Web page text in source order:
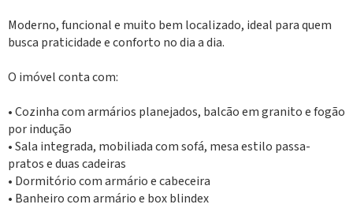
Moderno, funcional e muito bem localizado, ideal para quem
busca praticidade e conforto no dia a dia.
O imóvel conta com:
• Cozinha com armários planejados, balcão em granito e fogão
por indução
• Sala integrada, mobiliada com sofá, mesa estilo passa-
pratos e duas cadeiras
• Dormitório com armário e cabeceira
• Banheiro com armário e box blindex